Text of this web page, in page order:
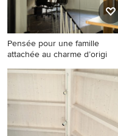
Pensée pour une famille
attachée au charme d’origi
Idéer för mellanstora retro
arbetsrum, med grått golv